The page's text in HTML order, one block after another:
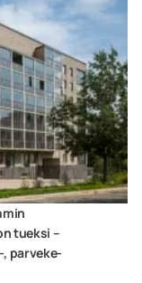
tueksi –
parveke-